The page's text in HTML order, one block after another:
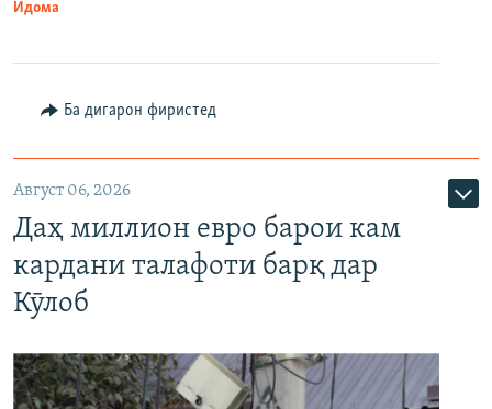
Идома
Ба дигарон фиристед
Август 06, 2026
Даҳ миллион евро барои кам
кардани талафоти барқ дар
Кӯлоб